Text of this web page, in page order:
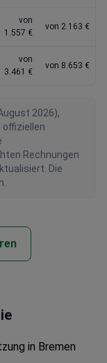
von
1.557 €
von 2.163 €
von
3.461 €
von 8.653 €
2026),
Rechnungen
Die
in Bremen